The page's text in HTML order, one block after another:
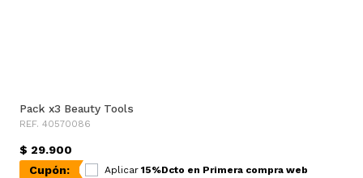
Pack x3 Beauty Tools
REF. 40570086
$ 29.900
Cupón:
Aplicar 15%Dcto en Primera compra web